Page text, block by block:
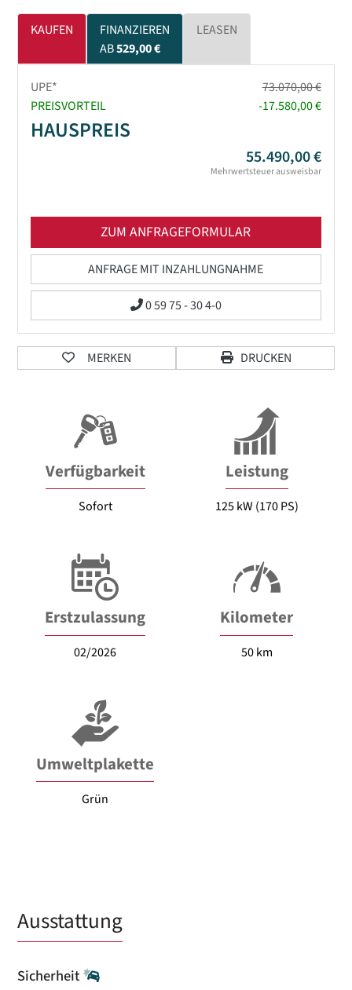
KAUFEN
FINANZIEREN
AB529,00 €
LEASEN
UPE*
73.070,00 €
PREISVORTEIL
-17.580,00 €
HAUSPREIS
55.490,00 €
Mehrwertsteuer ausweisbar
ZUM ANFRAGEFORMULAR
ANFRAGE MIT INZAHLUNGNAHME
0 59 75 - 30 4-0
MERKEN DRUCKEN
Verfügbarkeit
Sofort
Leistung
125 kW (170 PS)
Erstzulassung
02/2026
Kilometer
50 km
Umweltplakette
Grün
Ausstattung
Sicherheit